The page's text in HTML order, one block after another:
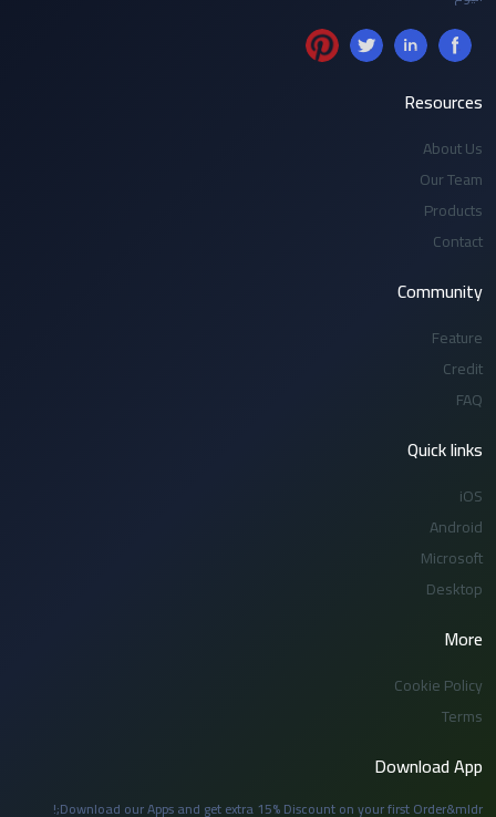
Resources
About Us
Our Team
Products
Contact
Community
Feature
Credit
FAQ
Quick links
iOS
Android
Microsoft
Desktop
More
Cookie Policy
Terms
Download App
Download our Apps and get extra 15% Discount on your first Order&mldr;!